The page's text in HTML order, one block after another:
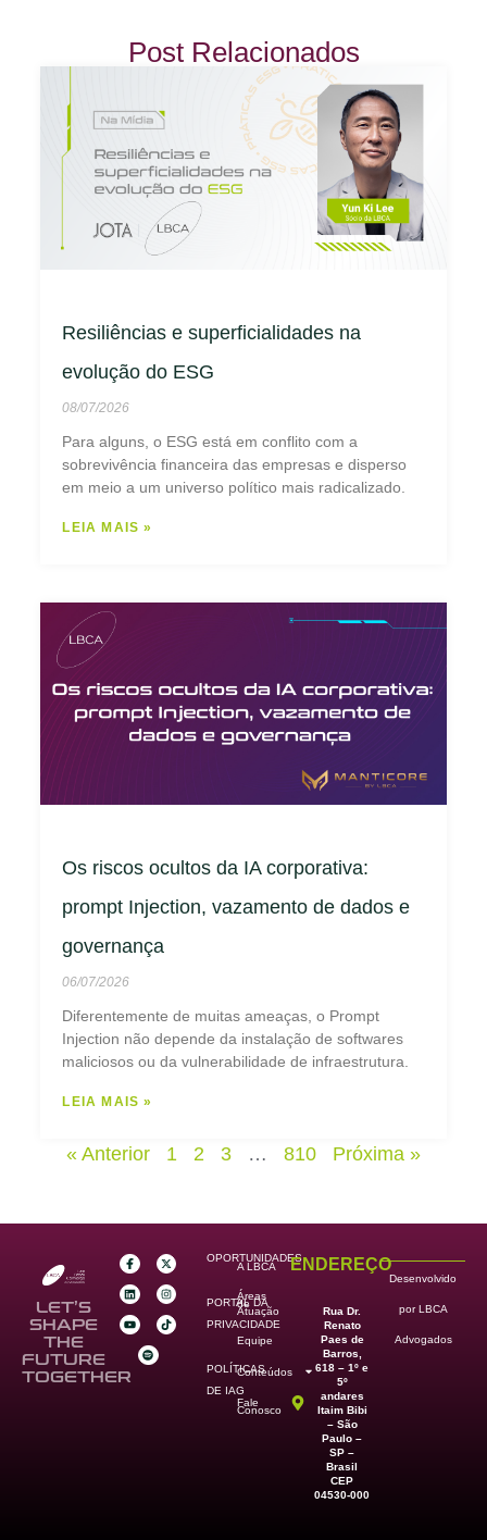
Post Relacionados
Resiliências e superficialidades na
evolução do ESG
08/07/2026
Para alguns, o ESG está em conflito com a
sobrevivência financeira das empresas e disperso
em meio a um universo político mais radicalizado.
LEIA MAIS »
Os riscos ocultos da IA corporativa:
prompt Injection, vazamento de dados e
governança
06/07/2026
Diferentemente de muitas ameaças, o Prompt
Injection não depende da instalação de softwares
maliciosos ou da vulnerabilidade de infraestrutura.
LEIA MAIS »
« Anterior 1 2 3 … 810 Próxima »
LET’S
SHAPE
THE
FUTURE
TOGETHER
OPORTUNIDADES
PORTAL DA
PRIVACIDADE
POLÍTICAS
DE IAG
A LBCA
Áreas
de
Atuação
Equipe
Conteúdos
Fale
Conosco
ENDEREÇO
Rua Dr.
Renato
Paes de
Barros,
618 – 1º e
5º
andares
Itaim Bibi
– São
Paulo –
SP –
Brasil
CEP
04530-000
Desenvolvido
por LBCA
Advogados